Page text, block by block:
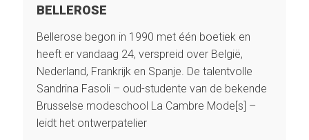
BELLEROSE
Bellerose begon in 1990 met één boetiek en
heeft er vandaag 24, verspreid over België,
Nederland, Frankrijk en Spanje. De talentvolle
Sandrina Fasoli – oud-studente van de bekende
Brusselse modeschool La Cambre Mode[s] –
leidt het ontwerpatelier